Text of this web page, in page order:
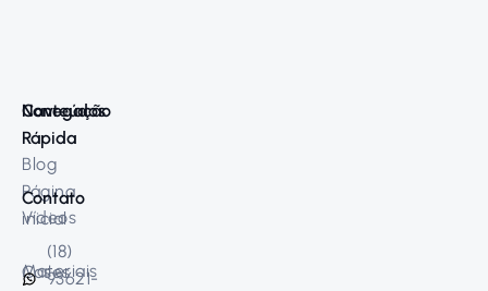
Navegação
Rápida
Página
inicial
Cases
Conteúdos
Blog
Vídeos
Materiais
Contato
(18)
93621-